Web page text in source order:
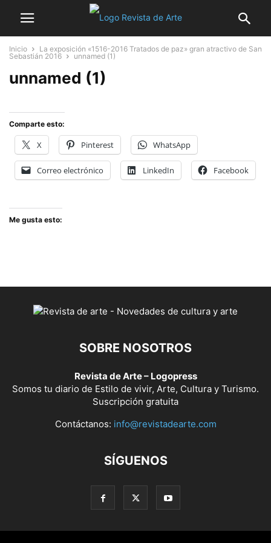
Inicio
La exposición «1516-2016 Tratados de paz» gran atractivo de San
Sebastián 2016
unnamed (1)
unnamed (1)
Comparte esto:
X Pinterest WhatsApp
Correo electrónico LinkedIn Facebook
Me gusta esto:
SOBRE NOSOTROS
Revista de Arte – Logopress
Somos tu diario de Estilo de vivir, Arte, Cultura y Turismo.
Suscripción gratuita
Contáctanos: info@revistadearte.com
SÍGUENOS